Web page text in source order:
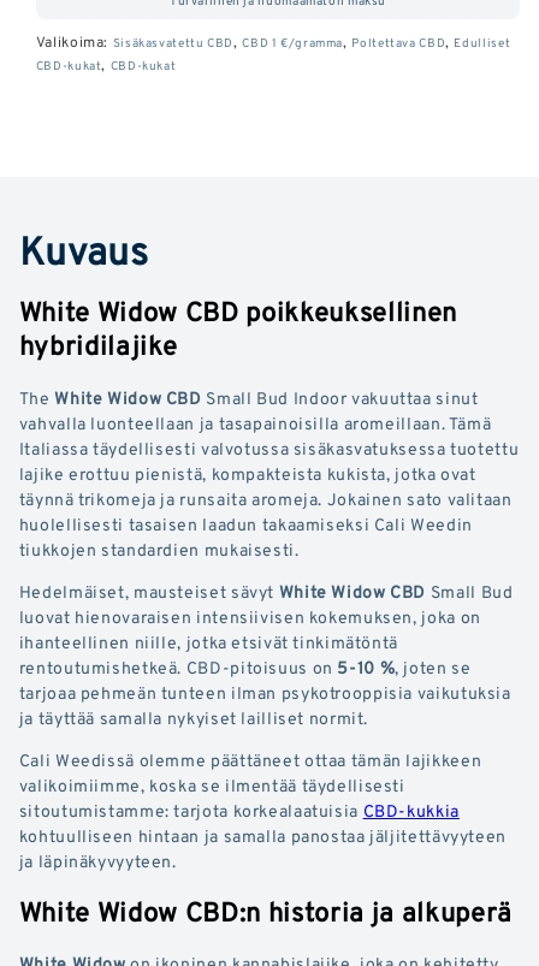
White
Widow
määrää
White
Widow
Valikoima: Sisäkasvatettu CBD,CBD 1 €/gramma, Poltettava CBD, Edulliset
CBD-kukat, CBD-kukat
Kuvaus
White Widow CBD poikkeuksellinen
hybridilajike
The White Widow CBD Small Bud Indoor vakuuttaa sinut
vahvalla luonteellaan ja tasapainoisilla aromeillaan. Tämä
Italiassa täydellisesti valvotussa sisäkasvatuksessa tuotettu
lajike erottuu pienistä, kompakteista kukista, jotka ovat
täynnä trikomeja ja runsaita aromeja. Jokainen sato valitaan
huolellisesti tasaisen laadun takaamiseksi Cali Weedin
tiukkojen standardien mukaisesti.
Hedelmäiset, mausteiset sävyt White Widow CBD Small Bud
luovat hienovaraisen intensiivisen kokemuksen, joka on
ihanteellinen niille, jotka etsivät tinkimätöntä
rentoutumishetkeä. CBD-pitoisuus on 5-10 %, joten se
tarjoaa pehmeän tunteen ilman psykotrooppisia vaikutuksia
ja täyttää samalla nykyiset lailliset normit.
Cali Weedissä olemme päättäneet ottaa tämän lajikkeen
valikoimiimme, koska se ilmentää täydellisesti
sitoutumistamme: tarjota korkealaatuisia CBD-kukkia
kohtuulliseen hintaan ja samalla panostaa jäljitettävyyteen
ja läpinäkyvyyteen.
White Widow CBD:n historia ja alkuperä